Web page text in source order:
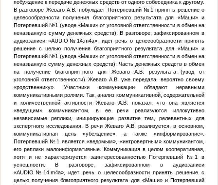
побуждение к передаче денежных средств от одного собеседника к другому.
В разговоре Жеваго А.В. побуждает Потерпевший №1принять решение о
целесообразности получения благоприятного результата для «Маши» и
Потерпевший №1 (уводе «Маши» от уголовной ответственности в обмен на
неназванную сумму денежных средств). В разговоре, зафиксированном в
аудиозаписи «AUDIO № 14.m4a», идет речь о целесообразности принять
решение с целью получения благоприятного результата для «Маши» и
Потерпевший №1 (увода «Маши» от уголовной ответственности в обмен на
неназванную сумму денежных средств). Часть денежных средств в обмен
на получение благоприятного для Жеваго А.В. результата (увод от
уголовной ответственности) Жеваго А.В. уже передала, вероятно своему
«родственнику». Участники коммуникации обладают неравными
коммуникативными ролями. Так, анализ коммуникативной, содержательной
и количественной активности Жеваго А.В. показал, что она является
«ведущим» коммуникантом, в ее речи реализуются иллокутивно
независимые реплики, инициирующие развитие тем, релевантных для
экспертного исследования. В речи Жеваго А.В. реализуется, в основном,
коммуникативная цель «убеждение», а также «информирование».
Потерпевший №1 является «ведомым», «интровертным» коммуникантом,
его реплики малоинформативные. Коммуникация в целом кооперативная,
хотя и не характеризуется заинтересованностью
Потерпевший №1 в
успешности. В разговоре, зафиксированном в аудиозаписи
«AUDIO № 14.m4a», идет речь о целесообразности принять решение с
целью получения благоприятного результата для «Маши» и Потерпевший